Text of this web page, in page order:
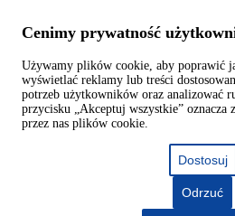
Bezpieczeństwo produktów
webtom.pl
Cenimy prywatność
Używamy plików cookie, aby poprawić
wyświetlać reklamy lub treści
potrzeb użytkowników oraz analizować
przycisku „Akceptuj wszystkie” oznacza
przez nas plików cookie.
Dostosuj
Odrzuć